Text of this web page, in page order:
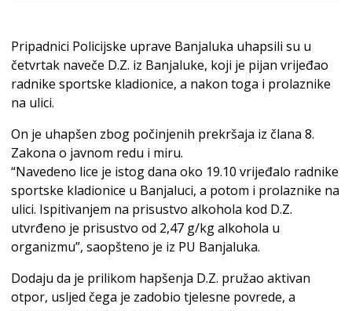
Pripadnici Policijske uprave Banjaluka uhapsili su u
četvrtak naveče D.Z. iz Banjaluke, koji je pijan vrijeđao
radnike sportske kladionice, a nakon toga i prolaznike
na ulici.
On je uhapšen zbog počinjenih prekršaja iz člana 8.
Zakona o javnom redu i miru.
“Navedeno lice je istog dana oko 19.10 vrijeđalo radnike
sportske kladionice u Banjaluci, a potom i prolaznike na
ulici. Ispitivanjem na prisustvo alkohola kod D.Z.
utvrđeno je prisustvo od 2,47 g/kg alkohola u
organizmu”, saopšteno je iz PU Banjaluka.
Dodaju da je prilikom hapšenja D.Z. pružao aktivan
otpor, usljed čega je zadobio tjelesne povrede, a